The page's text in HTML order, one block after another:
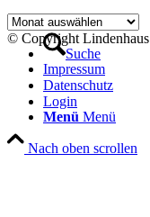
Suche
Menü Menü
Archiv
© Copyright
Impressum
Datenschutz
Login
Nach oben scrollen